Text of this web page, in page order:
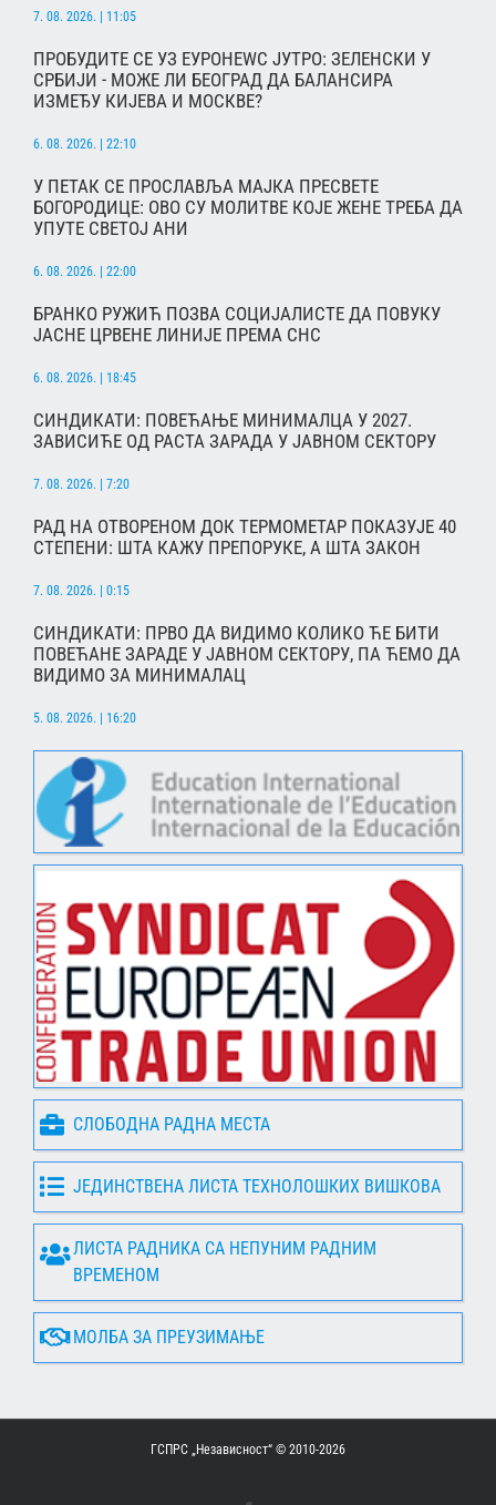
7. 08. 2026. | 11:05
ПРОБУДИТЕ СЕ УЗ ЕУРОНЕWС ЈУТРО: ЗЕЛЕНСКИ У
СРБИЈИ - МОЖЕ ЛИ БЕОГРАД ДА БАЛАНСИРА
ИЗМЕЂУ КИЈЕВА И МОСКВЕ?
6. 08. 2026. | 22:10
У ПЕТАК СЕ ПРОСЛАВЉА МАЈКА ПРЕСВЕТЕ
БОГОРОДИЦЕ: ОВО СУ МОЛИТВЕ КОЈЕ ЖЕНЕ ТРЕБА ДА
УПУТЕ СВЕТОЈ АНИ
6. 08. 2026. | 22:00
БРАНКО РУЖИЋ ПОЗВА СОЦИЈАЛИСТЕ ДА ПОВУКУ
ЈАСНЕ ЦРВЕНЕ ЛИНИЈЕ ПРЕМА СНС
6. 08. 2026. | 18:45
СИНДИКАТИ: ПОВЕЋАЊЕ МИНИМАЛЦА У 2027.
ЗАВИСИЋЕ ОД РАСТА ЗАРАДА У ЈАВНОМ СЕКТОРУ
7. 08. 2026. | 7:20
РАД НА ОТВОРЕНОМ ДОК ТЕРМОМЕТАР ПОКАЗУЈЕ 40
СТЕПЕНИ: ШТА КАЖУ ПРЕПОРУКЕ, А ШТА ЗАКОН
7. 08. 2026. | 0:15
СИНДИКАТИ: ПРВО ДА ВИДИМО КОЛИКО ЋЕ БИТИ
ПОВЕЋАНЕ ЗАРАДЕ У ЈАВНОМ СЕКТОРУ, ПА ЋЕМО ДА
ВИДИМО ЗА МИНИМАЛАЦ
5. 08. 2026. | 16:20
СЛОБОДНА РАДНА МЕСТА
ЈЕДИНСТВЕНА ЛИСТА ТЕХНОЛОШКИХ ВИШКОВА
ЛИСТА РАДНИКА СА НЕПУНИМ РАДНИМ
ВРЕМЕНОМ
МОЛБА ЗА ПРЕУЗИМАЊЕ
ГСПРС „Независност“ © 2010-2026